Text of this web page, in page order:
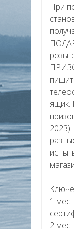
При
ящик.
2023)
1
2